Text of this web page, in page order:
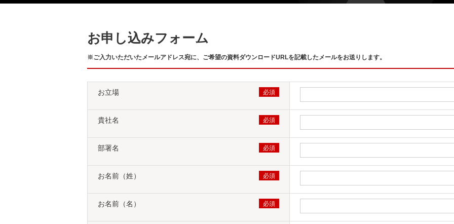
お申し込みフォーム
※ご入力いただいたメールアドレス宛に、ご希望の資料ダウンロードURLを記載したメールをお送りします。
お立場
貴社名
部署名
お名前（姓）
お名前（名）